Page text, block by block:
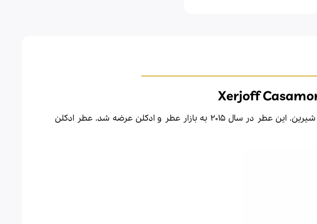
عطر در سال 2015 به بازار عطر و ادکلن عرضه شد. عطر ادکلن